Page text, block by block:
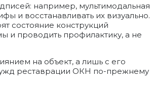
например, мультимодальная
и восстанавливать их визуально.
состояние конструкций
и проводить профилактику, а не
на объект, а лишь с его
реставрации ОКН по-прежнему